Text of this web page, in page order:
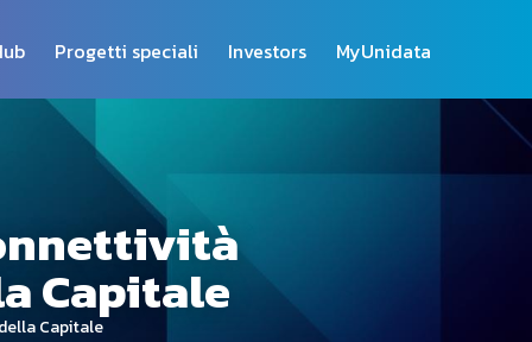
Progetti speciali Investors MyUnidata
Capitale
Capitale